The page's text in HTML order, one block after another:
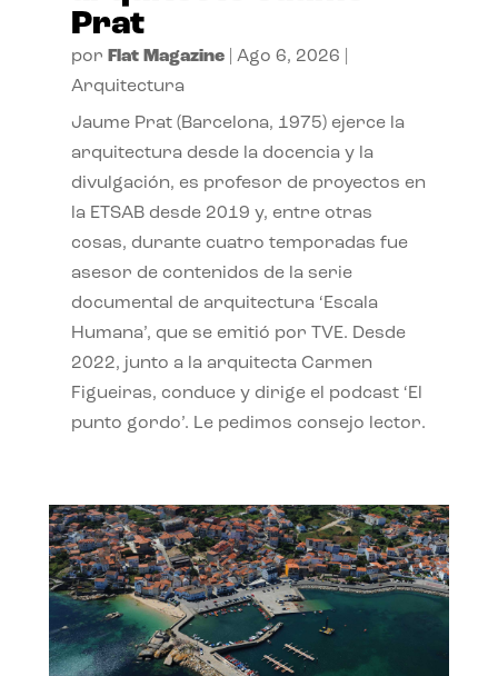
Prat
por Flat Magazine| Ago 6, 2026
Arquitectura
Jaume Prat (Barcelona, 1975) ejerce la
arquitectura desde la docencia y la
divulgación, es profesor de proyectos en
la ETSAB desde 2019 y, entre otras
cosas, durante cuatro temporadas fue
asesor de contenidos de la serie
documental de arquitectura ‘Escala
Humana’, que se emitió por TVE. Desde
2022, junto a la arquitecta Carmen
Figueiras, conduce y dirige el podcast ‘El
punto gordo’. Le pedimos consejo lector.